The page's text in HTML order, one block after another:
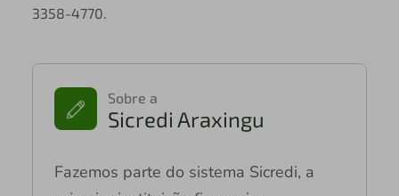
3358-4770.
Sobre a
Sicredi Araxingu
Fazemos parte do sistema Sicredi, a